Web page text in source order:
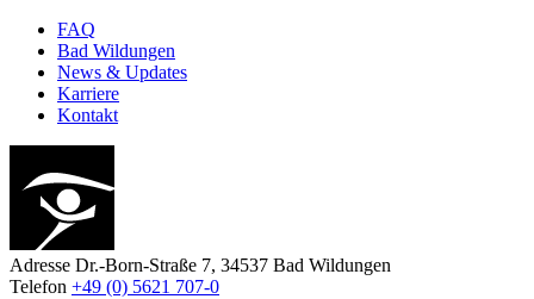
FAQ
Bad Wildungen
News & Updates
Karriere
Kontakt
Adresse Dr.-Born-Straße 7, 34537 Bad Wildungen
Telefon +49 (0) 5621 707-0